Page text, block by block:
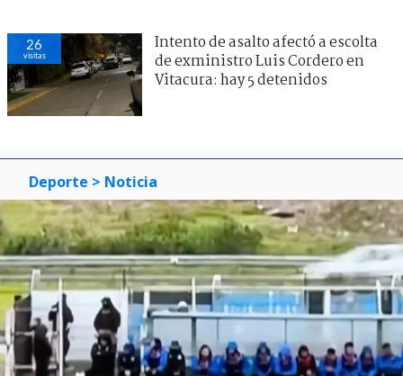
26
visitas
Intento de asalto afectó a escolta
de exministro Luis Cordero en
Vitacura: hay 5 detenidos
Deporte > Noticia